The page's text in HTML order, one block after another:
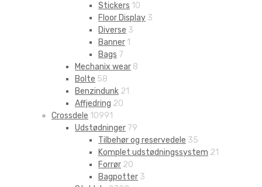
Stickers 10
Floor Display 3
Diverse 3
Banner 1
Bags 7
Mechanix wear 8
Bolte 58
Benzindunk 21
Affjedring 20
Crossdele 10991
Udstødninger 79
Tilbehør og reservedele 35
Komplet udstødningssystem 21
Forrør 20
Bagpotter 3